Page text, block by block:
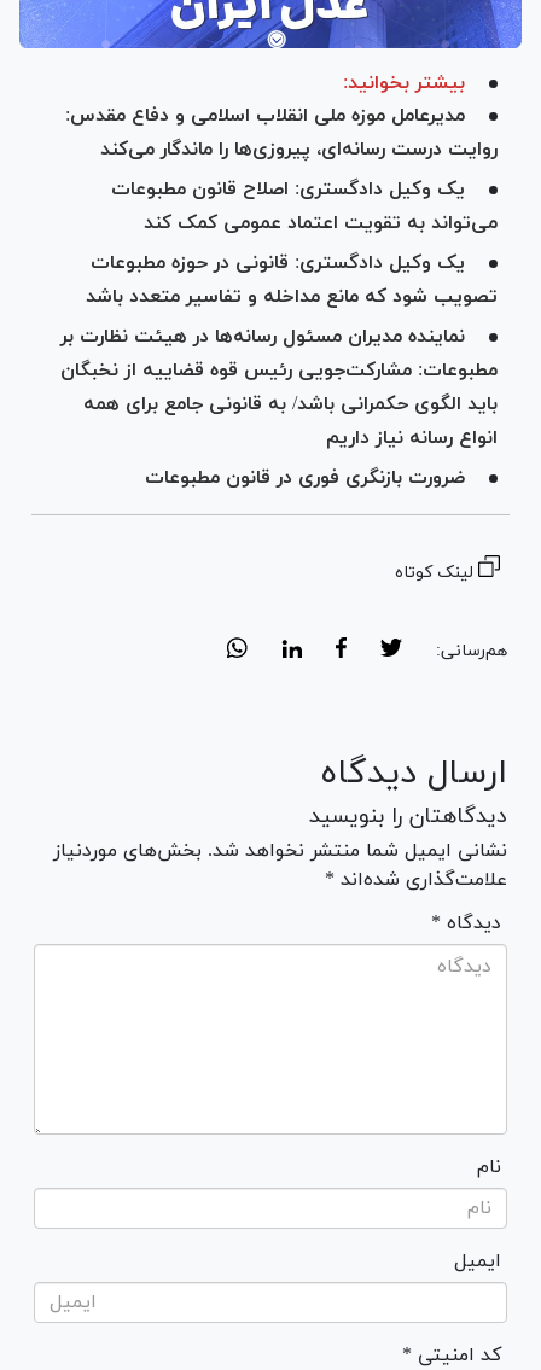
بیشتر بخوانید:
مدیرعامل موزه ملی انقلاب اسلامی و دفاع مقدس:
روایت درست رسانه‌ای، پیروزی‌ها را ماندگار می‌کند
یک وکیل دادگستری: اصلاح قانون مطبوعات
می‌تواند به تقویت اعتماد عمومی کمک کند
یک وکیل دادگستری: قانونی در حوزه مطبوعات
تصویب شود که مانع مداخله و تفاسیر متعدد باشد
نماینده مدیران مسئول رسانه‌ها در هیئت نظارت بر
مطبوعات: مشارکت‌جویی رئیس قوه قضاییه از نخبگان
باید الگوی حکمرانی باشد/ به قانونی جامع برای همه
انواع رسانه نیاز داریم
ضرورت بازنگری فوری در قانون مطبوعات
لینک کوتاه
هم‌رسانی:
ارسال دیدگاه
دیدگاهتان را بنویسید
نشانی ایمیل شما منتشر نخواهد شد. بخش‌های موردنیاز
علامت‌گذاری شده‌اند *
* دیدگاه
نام
ایمیل
* کد امنیتی